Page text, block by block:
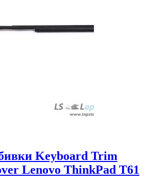
Keyboard Trim
Lenovo ThinkPad T61